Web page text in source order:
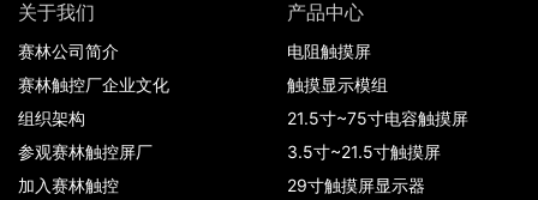
关于我们
赛林公司简介
赛林触控厂企业文化
组织架构
参观赛林触控屏厂
加入赛林触控
产品中心
电阻触摸屏
触摸显示模组
21.5寸~75寸电容触摸屏
3.5寸~21.5寸触摸屏
29寸触摸屏显示器